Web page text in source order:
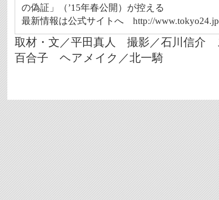
の偽証」（’15年春公開）が控える
最新情報は公式サイトへ http://
取材・文／平田真人 撮影／石川信介
百合子 ヘアメイク／北一騎